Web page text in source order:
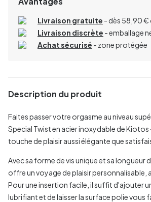
Livraison gratuite - dès 58,90 €
Livraison discrète - emballage
Achat sécurisé - zone protégée
Description du produit
Faites passer votre orgasme au niveau
Special Twist en acier inoxydable de Kiotos
touche de plaisir aussi élégante que
Avec sa forme de vis unique et sa longueur
offre un voyage de plaisir personnalisable,
Pour une insertion facile, il suffit d'ajouter
lubrifiant et de laisser la surface polie vous